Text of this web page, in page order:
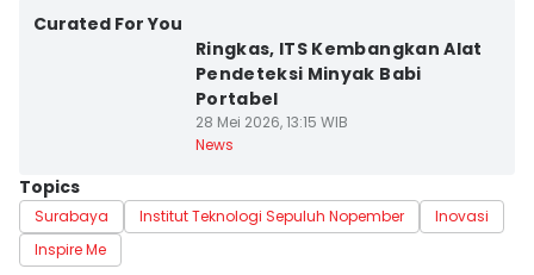
Curated For You
Ringkas, ITS Kembangkan Alat
Pendeteksi Minyak Babi
Portabel
28 Mei 2026, 13:15 WIB
News
Topics
Surabaya Institut Teknologi Sepuluh Nopember
Inovasi
Inspire Me